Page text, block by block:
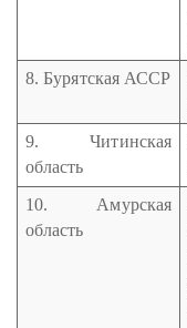
8. Бурятская АССР
9. Читинская
область
10. Амурская
область